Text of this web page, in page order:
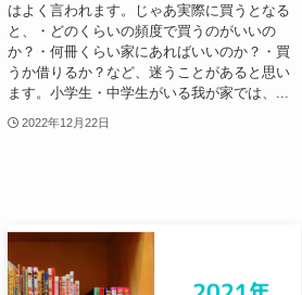
はよく言われます。じゃあ実際に買うとなる
と、・どのくらいの頻度で買うのがいいの
か？・何冊くらい家にあればいいのか？・買
うか借りるか？など、迷うことがあると思い
ます。小学生・中学生がいる我が家では、...
2022年12月22日